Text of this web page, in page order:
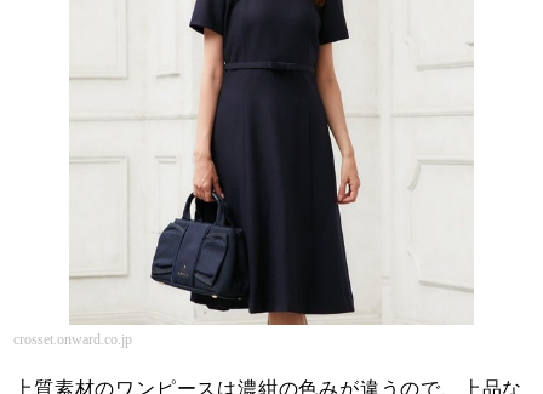
crosset.onward.co.jp
上質素材のワンピースは濃紺の色みが違うので、上品な